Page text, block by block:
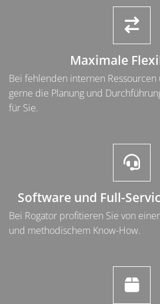
Maximale
Bei fehlenden internen
gerne die Planung und
für Sie.
Software und Full-
Bei Rogator profitieren Sie von
und methodischem Know-How.